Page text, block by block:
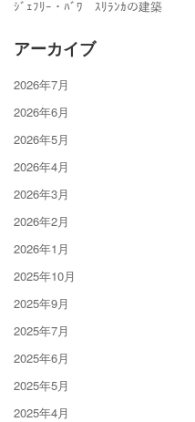
ｼﾞｪﾌﾘｰ・ﾊﾞﾜ ｽﾘﾗﾝｶの建築
アーカイブ
2026年7月
2026年6月
2026年5月
2026年4月
2026年3月
2026年2月
2026年1月
2025年10月
2025年9月
2025年7月
2025年6月
2025年5月
2025年4月